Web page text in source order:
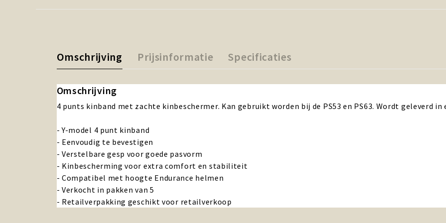
Omschrijving Prijsinformatie Specificaties
Omschrijving
4 punts kinband met zachte kinbeschermer. Kan gebruikt worden bij de PS53 en PS63. Wordt geleverd in
- Y-model 4 punt kinband
- Eenvoudig te bevestigen
- Verstelbare gesp voor goede pasvorm
- Kinbescherming voor extra comfort en stabiliteit
- Compatibel met hoogte Endurance helmen
- Verkocht in pakken van 5
- Retailverpakking geschikt voor retailverkoop